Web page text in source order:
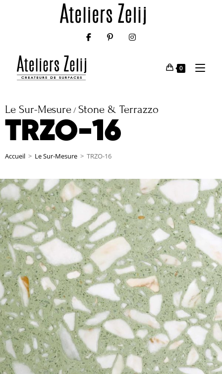
0
Le Sur-Mesure / Stone & Terrazzo
TRZO-16
Accueil > Le Sur-Mesure > TRZO-16